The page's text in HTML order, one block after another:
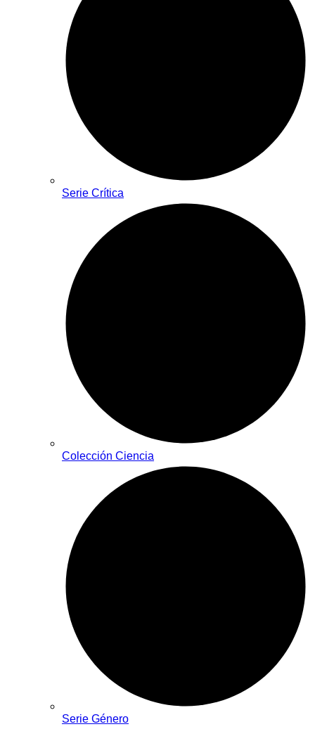
Serie Crítica
Colección Ciencia
Serie Género